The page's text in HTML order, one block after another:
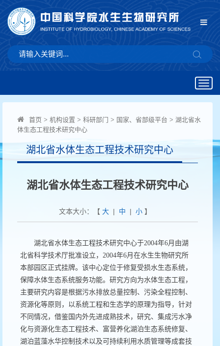
首页 > 机构设置 > 科研部门 > 国家、省部级平台 > 湖北省水
体生态工程技术研究中心
湖北省水体生态工程技术研究中心
湖北省水体生态工程技术研究中心
文本大小：【 大| 中 | 小】
湖北省水体生态工程技术研究中心于2004年6月由湖
北省科学技术厅批准设立，2004年6月在水生生物研究所
本部园区正式挂牌。该中心定位于修复受损水生态系统，
保障水体生态系统服务功能。研究方向为水体生态工程，
主要研究内容是根据污水排放总量控制、污染全程控制、
资源化等原则，以系统工程和生态学的原理为指导，针对
不同情况，借鉴国内外先进成熟技术，研究、集成污水净
化与资源化生态工程技术、富营养化湖泊生态系统修复、
湖泊蓝藻水华控制技术以及可持续利用水质管理等成套技